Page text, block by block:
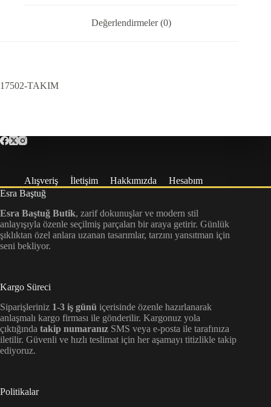
Değerlendirmeler (0)
17502-TAKIM
Alışveriş İletişim Hakkımızda
Hesabım
Esra Baştuğ
Esra Baştuğ Butik, zarif dokunuşlar ve modern stil
anlayışıyla özenle seçilmiş parçaları bir araya getirir. Günlük
şıklıktan özel anlara uzanan tasarımlar, tarzını yansıtman için
seni bekliyor.
Kargo Süreci
Siparişleriniz 1-3 iş günü içerisinde özenle hazırlanarak
anlaşmalı kargo firması ile gönderilir. Kargonuz yola
çıktığında takip numaranız SMS veya e-posta ile tarafınıza
iletilir. Güvenli ve hızlı teslimat için her aşamayı titizlikle takip
ediyoruz.
Politikalar